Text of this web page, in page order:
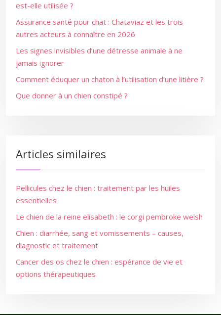
est-elle utilisée ?
Assurance santé pour chat : Chataviaz et les trois
autres acteurs à connaître en 2026
Les signes invisibles d’une détresse animale à ne
jamais ignorer
Comment éduquer un chaton à l’utilisation d’une litière ?
Que donner à un chien constipé ?
Articles similaires
Pellicules chez le chien : traitement par les huiles
essentielles
Le chien de la reine elisabeth : le corgi pembroke welsh
Chien : diarrhée, sang et vomissements – causes,
diagnostic et traitement
Cancer des os chez le chien : espérance de vie et
options thérapeutiques